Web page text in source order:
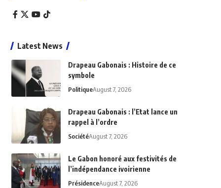
Latest News
Drapeau Gabonais : Histoire de ce
symbole
PolitiqueAugust 7, 2026
Drapeau Gabonais : l’Etat lance un
rappel à l’ordre
SociétéAugust 7, 2026
Le Gabon honoré aux festivités de
l’indépendance ivoirienne
PrésidenceAugust 7, 2026